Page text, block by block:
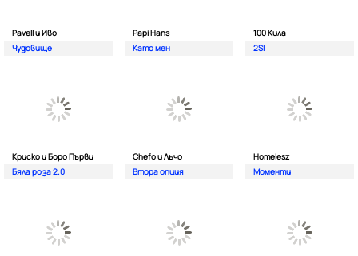
Pavell и Иво
Чудовище
Papi Hans
Като мен
100 Кила
2SI
Криско и Боро Първи
Бяла роза 2.0
Chefo и Лъчо
Втора опция
Homelesz
Моменти